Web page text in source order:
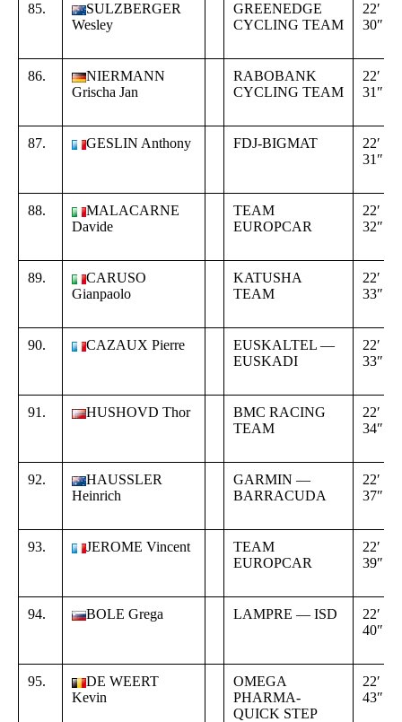
85.
SULZBERGER
Wesley
GREENEDGE
CYCLING TEAM
22′
30″
86.
NIERMANN
Grischa Jan
RABOBANK
CYCLING TEAM
22′
31″
87. GESLIN Anthony FDJ-BIGMAT
22′
31″
88.
MALACARNE
Davide
TEAM
EUROPCAR
22′
32″
89.
CARUSO
Gianpaolo
KATUSHA
TEAM
22′
33″
90. CAZAUX Pierre
EUSKALTEL —
EUSKADI
22′
33″
91. HUSHOVD Thor
BMC RACING
TEAM
22′
34″
92.
HAUSSLER
Heinrich
GARMIN —
BARRACUDA
22′
37″
93. JEROME Vincent
TEAM
EUROPCAR
22′
39″
94. BOLE Grega LAMPRE — ISD
22′
40″
95.
DE WEERT
Kevin
OMEGA
PHARMA-
QUICK STEP
22′
43″